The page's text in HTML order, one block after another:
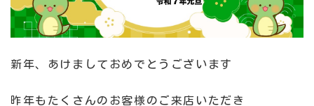
新年、あけましておめでとうございます
昨年もたくさんのお客様のご来店いただき